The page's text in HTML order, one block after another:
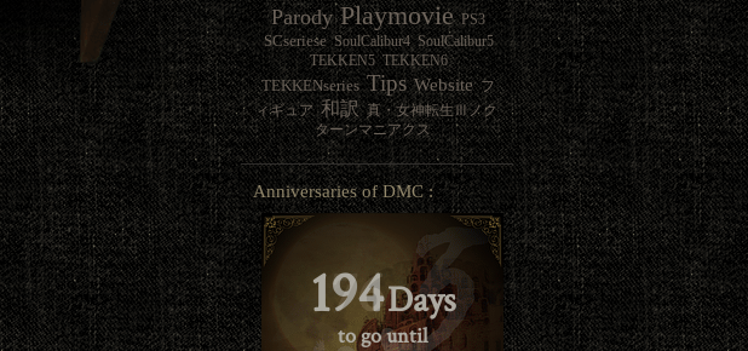
Parody Playmovie PS3
SCseriese SoulCalibur4 SoulCalibur5
TEKKEN5 TEKKEN6
TEKKENseries Tips Website フ
ィギュア 和訳 真・女神転生Ⅲノク
ターンマニアクス
Anniversaries of DMC :
194Days
to go until